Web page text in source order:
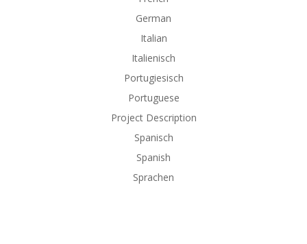
German
Italian
Italienisch
Portugiesisch
Portuguese
Project Description
Spanisch
Spanish
Sprachen